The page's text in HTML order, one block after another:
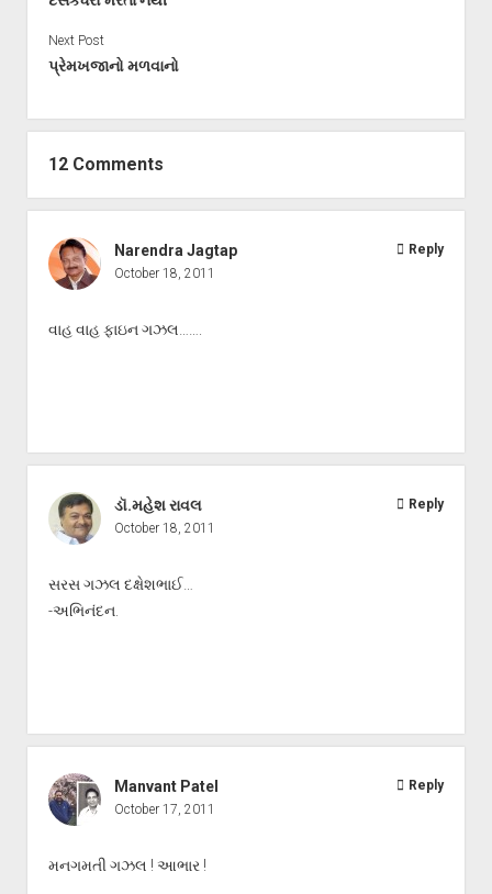
Next Post
પ્રેમખજાનો મળવાનો
12 Comments
Narendra Jagtap
October 18, 2011
વાહ વાહ ફાઇન ગઝલ…….
Reply
ડૉ.મહેશ રાવલ
October 18, 2011
સરસ ગઝલ દક્ષેશભાઈ…
-અભિનંદન.
Reply
Manvant Patel
October 17, 2011
મનગમતી ગઝલ ! આભાર !
Reply